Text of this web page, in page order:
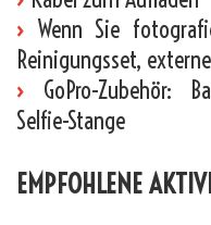
› Wenn Sie
Reinigungsset,
› GoPro-Zubehör:
Selfie-Stange
EMPFOHLENE